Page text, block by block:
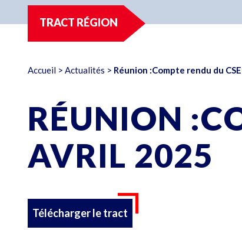
TRACT RÉGION
Accueil > Actualités > Réunion :Compte rendu du
RÉUNION
AVRIL 2025
Télécharger le tract